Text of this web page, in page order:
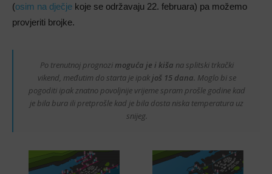
(osim na dječje koje se održavaju 22. februara) pa možemo
provjeriti brojke.
Po trenutnoj prognozi moguća je i kiša na splitski trkački
vikend, međutim do starta je ipak još 15 dana. Moglo bi se
pogoditi ipak znatno povoljnije vrijeme spram prošle godine kad
je bila bura ili pretprošle kad je bila dosta niska temperatura uz
snijeg.